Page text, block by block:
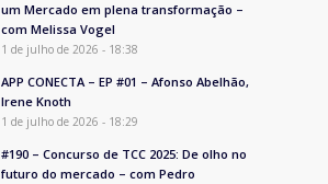
um Mercado em plena transformação –
com Melissa Vogel
1 de julho de 2026 - 18:38
APP CONECTA – EP #01 – Afonso Abelhão,
Irene Knoth
1 de julho de 2026 - 18:29
#190 – Concurso de TCC 2025: De olho no
futuro do mercado – com Pedro